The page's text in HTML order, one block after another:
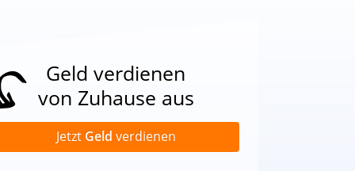
Geld verdienen
von Zuhause aus
Jetzt Geld verdienen